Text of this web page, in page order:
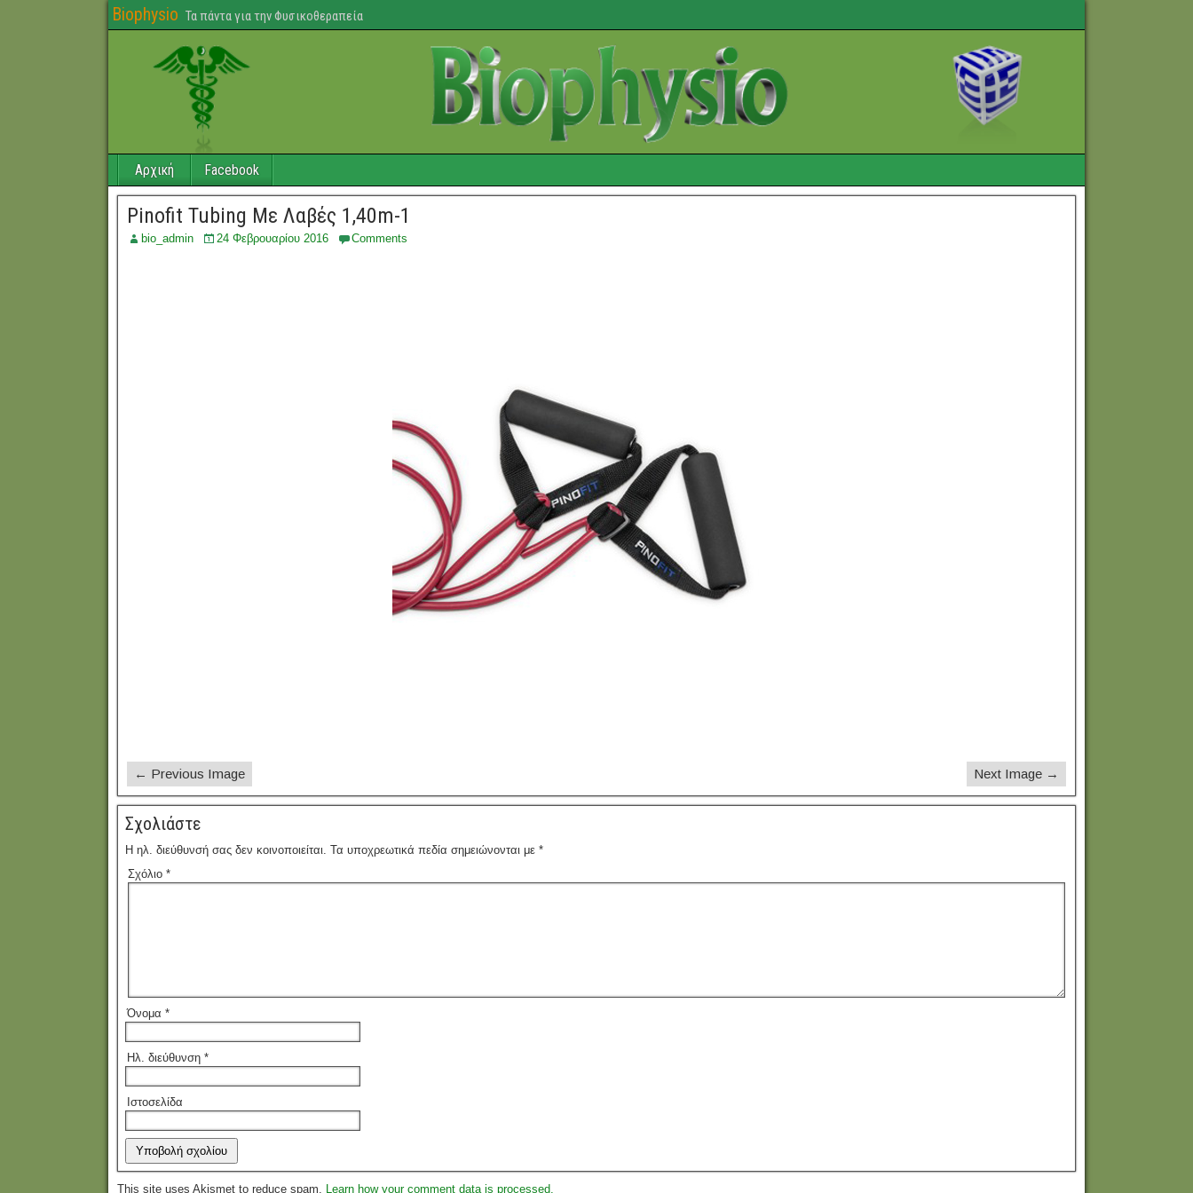
Biophysio Τα πάντα για την Φυσικοθεραπεία
Αρχική Facebook
Pinofit Tubing Με Λαβές 1,40m-1
bio_admin 24 Φεβρουαρίου 2016 Comments
← Previous Image Next Image →
Σχολιάστε
Η ηλ. διεύθυνσή σας δεν κοινοποιείται. Τα υποχρεωτικά πεδία σημειώνονται με *
Σχόλιο *
Όνομα *
Ηλ. διεύθυνση *
Ιστοσελίδα
This site uses Akismet to reduce spam. Learn how your comment data is processed.